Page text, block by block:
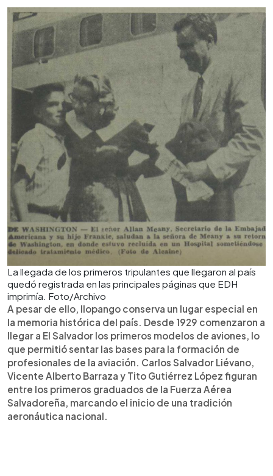
La llegada de los primeros tripulantes que llegaron al país
quedó registrada en las principales páginas que EDH
imprimía. Foto/Archivo
A pesar de ello, Ilopango conserva un lugar especial en
la memoria histórica del país. Desde 1929 comenzaron a
llegar a El Salvador los primeros modelos de aviones, lo
que permitió sentar las bases para la formación de
profesionales de la aviación. Carlos Salvador Liévano,
Vicente Alberto Barraza y Tito Gutiérrez López figuran
entre los primeros graduados de la Fuerza Aérea
Salvadoreña, marcando el inicio de una tradición
aeronáutica nacional.